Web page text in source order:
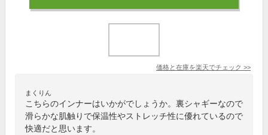
価格と在庫を楽天でチェック >>
まくりん
こちらのインナーはいかがでしょうか。裏シャギーなので
滑らかな肌触りで保温性やストレッチ性に優れているので
快適だと思います。